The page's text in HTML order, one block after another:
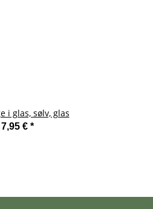
i glas, sølv, glas
7,95 € *